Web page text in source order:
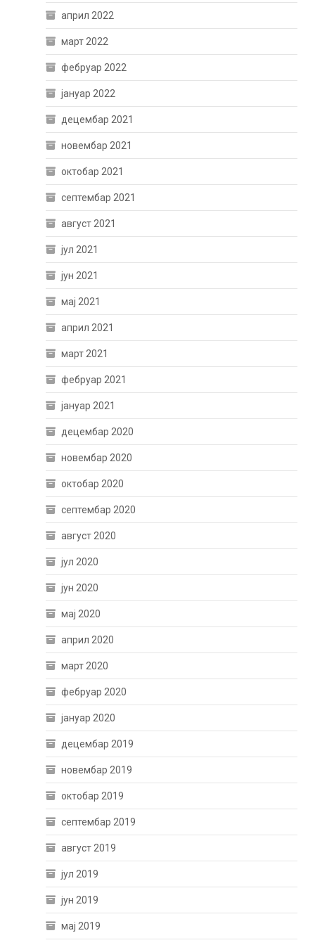
април 2022
март 2022
фебруар 2022
јануар 2022
децембар 2021
новембар 2021
октобар 2021
септембар 2021
август 2021
јул 2021
јун 2021
мај 2021
април 2021
март 2021
фебруар 2021
јануар 2021
децембар 2020
новембар 2020
октобар 2020
септембар 2020
август 2020
јул 2020
јун 2020
мај 2020
април 2020
март 2020
фебруар 2020
јануар 2020
децембар 2019
новембар 2019
октобар 2019
септембар 2019
август 2019
јул 2019
јун 2019
мај 2019